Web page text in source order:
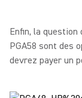
Enfin, la
PGA58 sont des
devrez payer un